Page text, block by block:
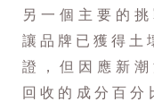
另一個主要的
讓品牌已獲得土
證，但因應新
回收的成分百